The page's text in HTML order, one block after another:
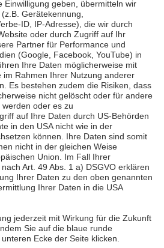
Pfalzwerke
uns & Autoren
Impressum
die Pfalzwerke: